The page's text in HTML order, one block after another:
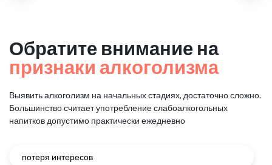
Обратите внимание на
признаки алкоголизма
Выявить алкоголизм на начальных стадиях, достаточно сложно.
Большинство считает употребление слабоалкогольных
напитков допустимо практически ежедневно
потеря интересов